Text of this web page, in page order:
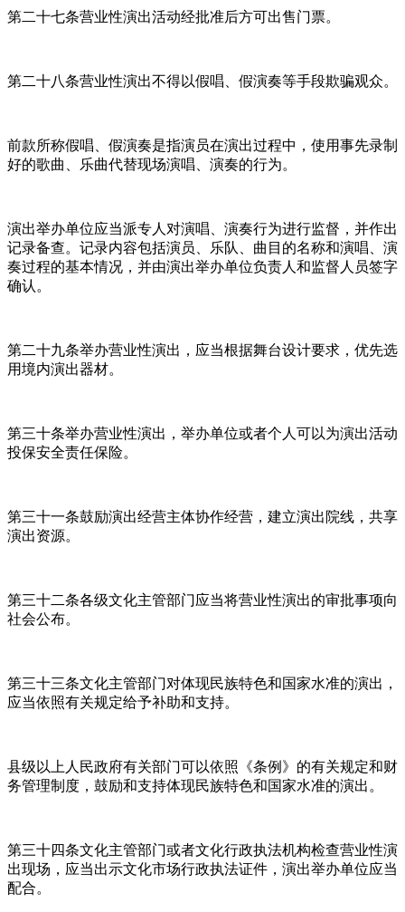
第二十七条营业性演出活动经批准后方可出售门票。
第二十八条营业性演出不得以假唱、假演奏等手段欺骗观众。
前款所称假唱、假演奏是指演员在演出过程中，使用事先录制
好的歌曲、乐曲代替现场演唱、演奏的行为。
演出举办单位应当派专人对演唱、演奏行为进行监督，并作出
记录备查。记录内容包括演员、乐队、曲目的名称和演唱、演
奏过程的基本情况，并由演出举办单位负责人和监督人员签字
确认。
第二十九条举办营业性演出，应当根据舞台设计要求，优先选
用境内演出器材。
第三十条举办营业性演出，举办单位或者个人可以为演出活动
投保安全责任保险。
第三十一条鼓励演出经营主体协作经营，建立演出院线，共享
演出资源。
第三十二条各级文化主管部门应当将营业性演出的审批事项向
社会公布。
第三十三条文化主管部门对体现民族特色和国家水准的演出，
应当依照有关规定给予补助和支持。
县级以上人民政府有关部门可以依照《条例》的有关规定和财
务管理制度，鼓励和支持体现民族特色和国家水准的演出。
第三十四条文化主管部门或者文化行政执法机构检查营业性演
出现场，应当出示文化市场行政执法证件，演出举办单位应当
配合。